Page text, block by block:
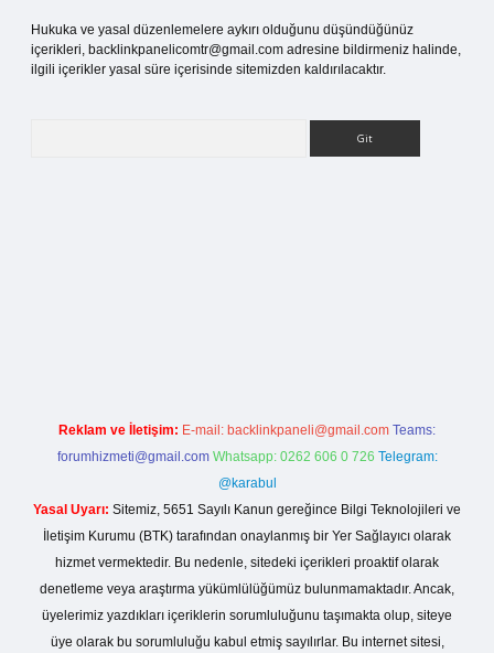
Hukuka ve yasal düzenlemelere aykırı olduğunu düşündüğünüz
içerikleri, backlinkpanelicomtr@gmail.com adresine bildirmeniz halinde,
ilgili içerikler yasal süre içerisinde sitemizden kaldırılacaktır.
Reklam ve İletişim: E-mail: backlinkpaneli@gmail.com Teams:
forumhizmeti@gmail.com Whatsapp: 0262 606 0 726 Telegram:
@karabul
Yasal Uyarı: Sitemiz, 5651 Sayılı Kanun gereğince Bilgi Teknolojileri ve
İletişim Kurumu (BTK) tarafından onaylanmış bir Yer Sağlayıcı olarak
hizmet vermektedir. Bu nedenle, sitedeki içerikleri proaktif olarak
denetleme veya araştırma yükümlülüğümüz bulunmamaktadır. Ancak,
üyelerimiz yazdıkları içeriklerin sorumluluğunu taşımakta olup, siteye
üye olarak bu sorumluluğu kabul etmiş sayılırlar. Bu internet sitesi,